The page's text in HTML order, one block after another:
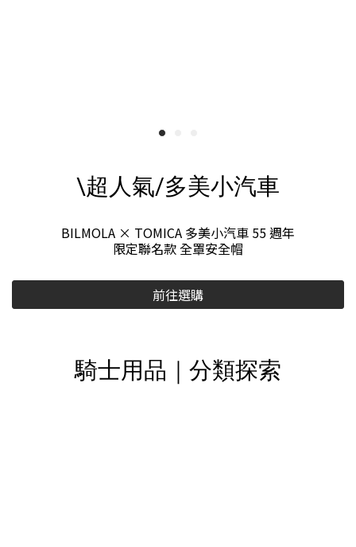
\超人氣/多美小汽車
BILMOLA × TOMICA 多美小汽車 55 週年
限定聯名款 全罩安全帽
前往選購
騎士用品｜分類探索